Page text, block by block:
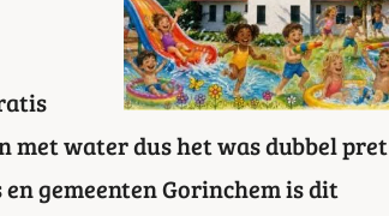
met water dus het was dubbel pret
gemeenten Gorinchem is dit